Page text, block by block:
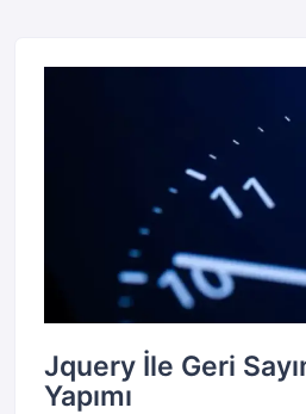
Jquery İle Geri
Yapımı